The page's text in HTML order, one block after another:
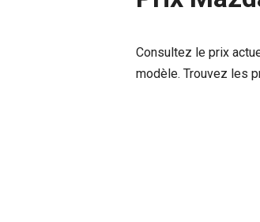
Consultez le prix
modèle. Trouvez les